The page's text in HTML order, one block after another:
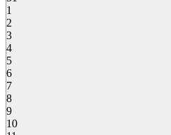
1
2
3
4
5
6
7
8
9
10